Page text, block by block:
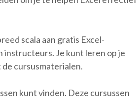
scala aan gratis Excel-
Je kunt leren op je
cursusmaterialen.
kunt vinden. Deze cursussen